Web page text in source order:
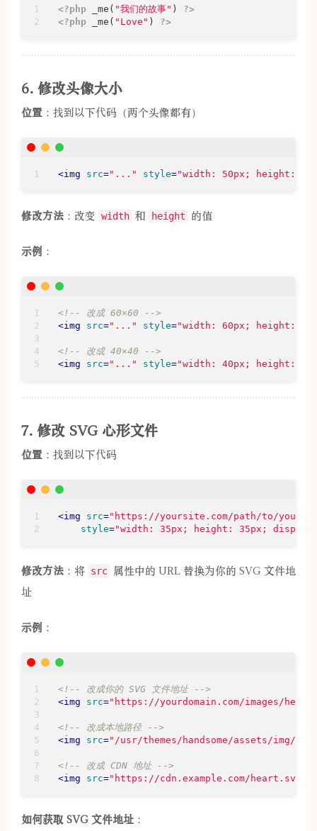
<?php _me( "我们的故事" ) ?>
<?php _me( "Love" ) ?>
6. 修改头像大小
位置 ：找到以下代码（两个头像都有）
<img src="..." style="width: 50px; height:
修改方法 ：改变 width 和 height 的值
示例 ：
<!-- 改成 60×60 -->
<img src="..." style="width: 60px; height:
<!-- 改成 40×40 -->
<img src="..." style="width: 40px; height:
7. 修改 SVG 心形文件
位置 ：找到以下代码
<img src="https://yoursite.com/path/to/your/
style="width: 35px; height: 35px;
修改方法 ：将 src 属性中的 URL 替换为你的 SVG 文件地
址
示例 ：
<!-- 改成你的 SVG 文件地址 -->
<img src="https://yourdomain.com/images/
<!-- 改成本地路径 -->
<img src="/usr/themes/handsome/assets/img/
<!-- 改成 CDN 地址 -->
<img src="https://cdn.example.com/heart.svg"
如何获取 SVG 文件地址 ：